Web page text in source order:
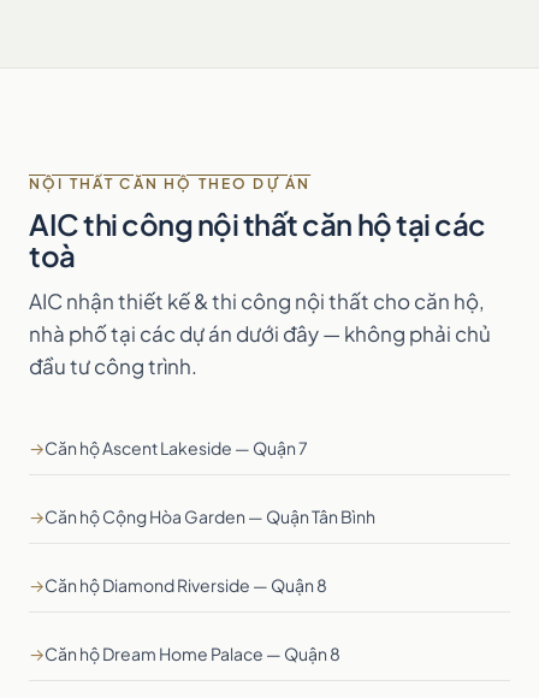
NỘI THẤT CĂN HỘ THEO DỰ ÁN
AIC thi công nội thất căn hộ tại các
toà
AIC nhận thiết kế & thi công nội thất cho căn hộ,
nhà phố tại các dự án dưới đây — không phải chủ
đầu tư công trình.
→Căn hộ Ascent Lakeside — Quận 7
→Căn hộ Cộng Hòa Garden — Quận Tân Bình
→Căn hộ Diamond Riverside — Quận 8
→Căn hộ Dream Home Palace — Quận 8